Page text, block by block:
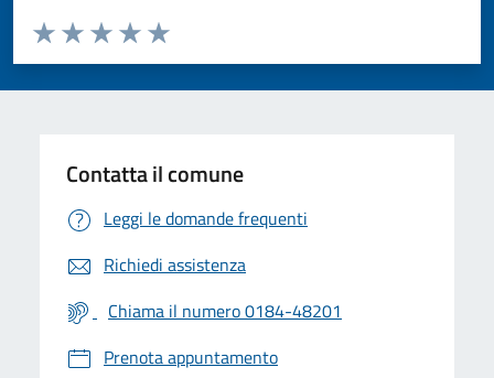
Valuta da 1 a 5 stelle la pagina
Valuta 5 stelle su 5
Valuta 4 stelle su 5
Valuta 3 stelle su 5
Valuta 2 stelle su 5
Valuta 1 stelle su 5
Contatta il comune
Leggi le domande frequenti
Richiedi assistenza
Chiama il numero 0184-48201
Prenota appuntamento